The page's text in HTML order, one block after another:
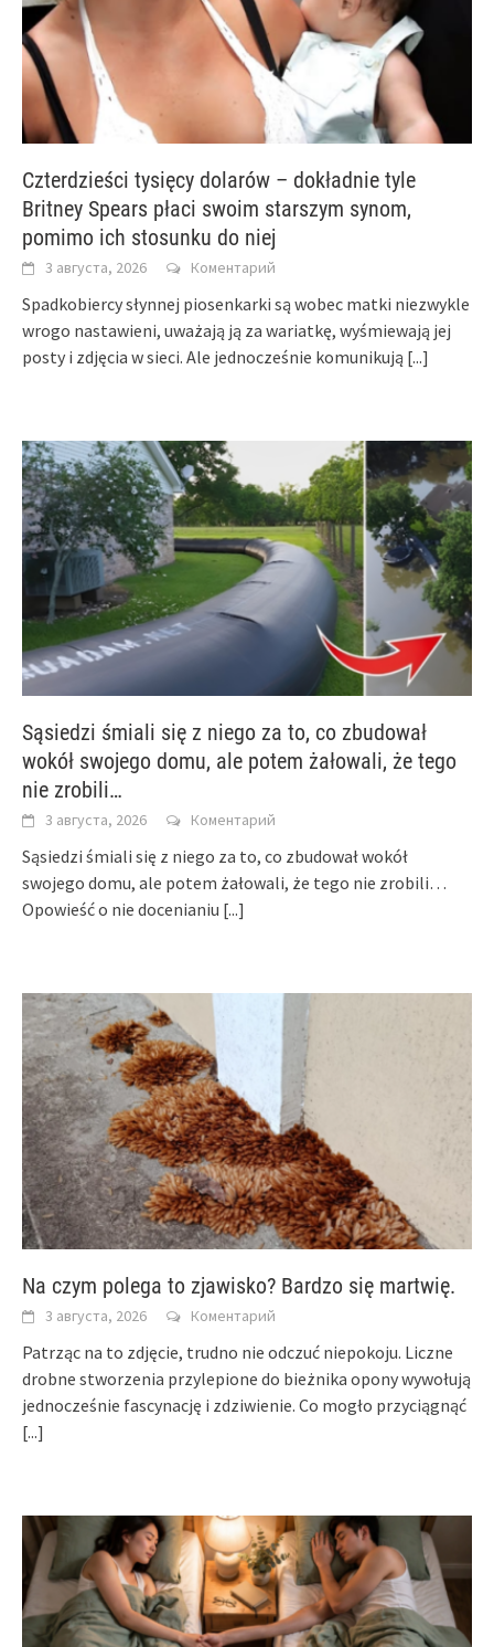
Czterdzieści tysięcy dolarów – dokładnie tyle
Britney Spears płaci swoim starszym synom,
pomimo ich stosunku do niej
3 августа, 2026 Коментарий
Spadkobiercy słynnej piosenkarki są wobec matki niezwykle
wrogo nastawieni, uważają ją za wariatkę, wyśmiewają jej
posty i zdjęcia w sieci. Ale jednocześnie komunikują [...]
Sąsiedzi śmiali się z niego za to, co zbudował
wokół swojego domu, ale potem żałowali, że tego
nie zrobili…
3 августа, 2026 Коментарий
Sąsiedzi śmiali się z niego za to, co zbudował wokół
swojego domu, ale potem żałowali, że tego nie zrobili…
Opowieść o nie docenianiu [...]
Na czym polega to zjawisko? Bardzo się martwię.
3 августа, 2026 Коментарий
Patrząc na to zdjęcie, trudno nie odczuć niepokoju. Liczne
drobne stworzenia przylepione do bieżnika opony wywołują
jednocześnie fascynację i zdziwienie. Co mogło przyciągnąć
[...]